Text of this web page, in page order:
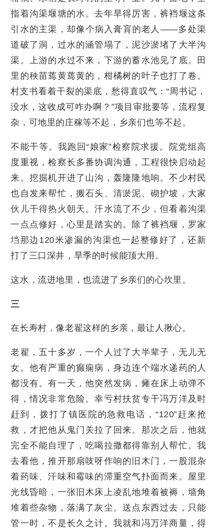
指着沟渠堰塘的水。去年旱得厉害，裤裆堰这条
引水的主渠，却像个病入膏肓的老人——多处渠
道破了洞，过水的涵管塌了，泥沙淤堵了大半沟
渠。上游的水过不来，下游的蓄水池见了底。田
里的秧苗蔫黄蔫黄的，柑橘树的叶子也打了卷。
村支书看着干裂的渠底，愁得直叹气：“周书记，
没水，这收成可咋办啊？”项目审批要等，流程复
杂，可地里的庄稼等不起，乡亲们也等不起。
不能干等。我跑回“娘家”检察院求援。院党组高
度重视，检察长多番协调沟通，工程很快启动起
来。挖掘机开进了山沟，轰隆隆地响。不少村民
也自发来帮忙，搬石头、清淤泥、砌护坡，大家
伙儿干得热火朝天。汗水流了不少，但看着沟渠
一点点修好，心里是踏实的。除了裤裆堰，罗家
垱那边120米渗漏的沟渠也一起整修好了，还新
打了三口深井，旱季的时候能顶大用。
这水，流进地里，也流进了乡亲们的心坎里。
三
在长寿村，像老翟这样的乡亲，最让人揪心。
老翟，五十多岁，一个人过了大半辈子，无儿无
女。他有严重的癫痫病，身边连个端水递药的人
都没有。有一天，他突然发病，瘫在床上动弹不
得，情况非常危险。幸亏村扶贫专干冯万洋及时
赶到，拨打了镇医院的急救电话，“120”赶来抢
救，才把他从鬼门关拉了回来。那次之后，他就
完全不能自理了，吃喝拉撒都得靠别人帮忙。我
去看他，推开那扇吱呀作响的旧木门，一股混杂
着药味、汗味和霉味的滞重空气扑面而来。屋里
光线昏暗，一张旧木床上凌乱地堆着被褥，墙角
堆着些杂物，落满了灰尘。送点东西过去，只能
管一时，不是长久之计。我就和冯万洋商量，得